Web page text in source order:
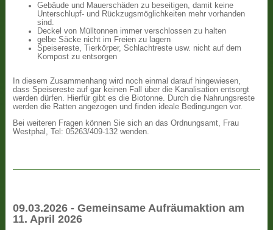
Gebäude und Mauerschäden zu beseitigen, damit keine
Unterschlupf- und Rückzugsmöglichkeiten mehr vorhanden
sind.
Deckel von Mülltonnen immer verschlossen zu halten
gelbe Säcke nicht im Freien zu lagern
Speisereste, Tierkörper, Schlachtreste usw. nicht auf dem
Kompost zu entsorgen
In diesem Zusammenhang wird noch einmal darauf hingewiesen,
dass Speisereste auf gar keinen Fall über die Kanalisation entsorgt
werden dürfen. Hierfür gibt es die Biotonne. Durch die Nahrungsreste
werden die Ratten angezogen und finden ideale Bedingungen vor.
Bei weiteren Fragen können Sie sich an das Ordnungsamt, Frau
Westphal, Tel: 05263/409-132 wenden.
09.03.2026 - Gemeinsame Aufräumaktion am
11. April 2026